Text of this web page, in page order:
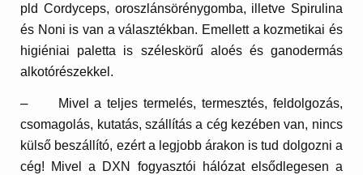
pld Cordyceps, oroszlánsörénygomba, illetve Spirulina
és Noni is van a választékban. Emellett a kozmetikai és
higiéniai paletta is széleskörű aloés és ganodermás
alkotórészekkel.
–
Mivel a teljes termelés, termesztés, feldolgozás,
csomagolás, kutatás, szállítás a cég kezében van, nincs
külső beszállító, ezért a legjobb árakon is tud dolgozni a
cég! Mivel a DXN fogyasztói hálózat elsődlegesen a